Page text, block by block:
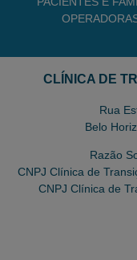
CLÍNICA DE
Rua
Belo
Razão
CNPJ Clínica de
CNPJ Clínica de